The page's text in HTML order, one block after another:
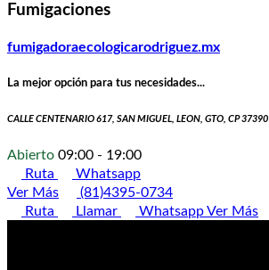
Fumigaciones
fumigadoraecologicarodriguez.mx
La mejor opción para tus necesidades...
CALLE CENTENARIO 617, SAN MIGUEL, LEON, GTO, CP 37390
Abierto 09:00 - 19:00
Ruta
Whatsapp
Ver Más
(81)4395-0734
Ruta
Llamar WhatsappVer Más